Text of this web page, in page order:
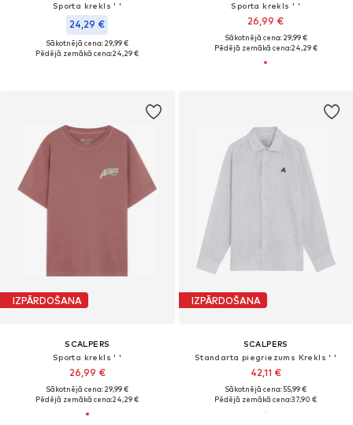
Sporta krekls ' '
24,29 €
Sākotnējā cena: 29,99 €
Pēdējā zemākā cena:24,29 €
Sporta krekls ' '
26,99 €
Sākotnējā cena: 29,99 €
Pēdējā zemākā cena:24,29 €
IZPĀRDOŠANA
SCALPERS
Sporta krekls ' '
26,99 €
Sākotnējā cena: 29,99 €
Pēdējā zemākā cena:24,29 €
IZPĀRDOŠANA
SCALPERS
Standarta piegriezums Krekls ' '
42,11 €
Sākotnējā cena: 55,99 €
Pēdējā zemākā cena:37,90 €